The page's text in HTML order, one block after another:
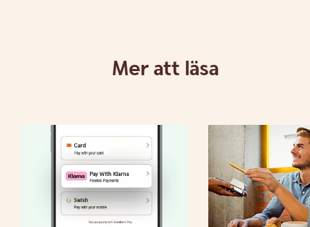
Mer att läsa